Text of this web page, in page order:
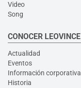
Video
Song
CONOCER LEOVINCE
Actualidad
Eventos
Información corporativa
Historia